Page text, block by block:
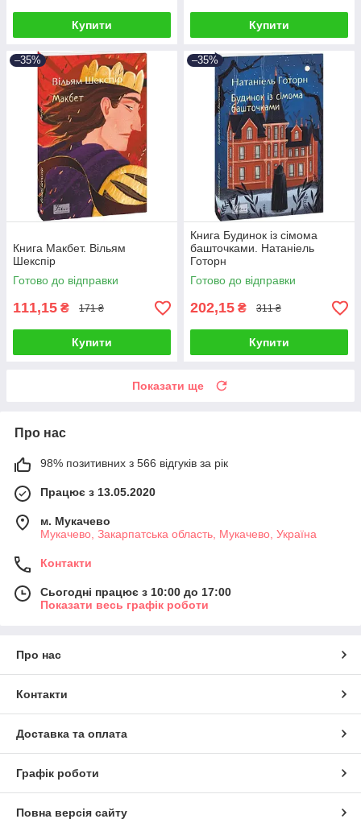
Купити Купити
–35%
Книга Макбет. Вільям
Шекспір
Готово до відправки
111,15 ₴ 171 ₴
Купити
–35%
Книга Будинок із сімома
башточками. Натаніель
Готорн
Готово до відправки
202,15 ₴ 311 ₴
Купити
Показати ще
Про нас
98% позитивних з 566 відгуків за рік
Працює з 13.05.2020
м. Мукачево
Мукачево, Закарпатська область, Мукачево, Україна
Контакти
Сьогодні працює з 10:00 до 17:00
Показати весь графік роботи
Про нас
Контакти
Доставка та оплата
Графік роботи
Повна версія сайту